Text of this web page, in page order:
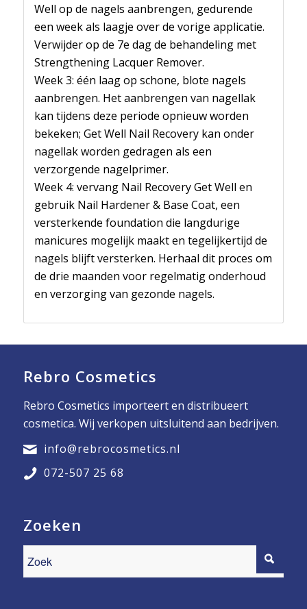
Well op de nagels aanbrengen, gedurende
een week als laagje over de vorige applicatie.
Verwijder op de 7e dag de behandeling met
Strengthening Lacquer Remover.
Week 3: één laag op schone, blote nagels
aanbrengen. Het aanbrengen van nagellak
kan tijdens deze periode opnieuw worden
bekeken; Get Well Nail Recovery kan onder
nagellak worden gedragen als een
verzorgende nagelprimer.
Week 4: vervang Nail Recovery Get Well en
gebruik Nail Hardener & Base Coat, een
versterkende foundation die langdurige
manicures mogelijk maakt en tegelijkertijd de
nagels blijft versterken. Herhaal dit proces om
de drie maanden voor regelmatig onderhoud
en verzorging van gezonde nagels.
Rebro Cosmetics
Rebro Cosmetics importeert en distribueert
cosmetica. Wij verkopen uitsluitend aan bedrijven.
info@rebrocosmetics.nl
072-507 25 68
Zoeken